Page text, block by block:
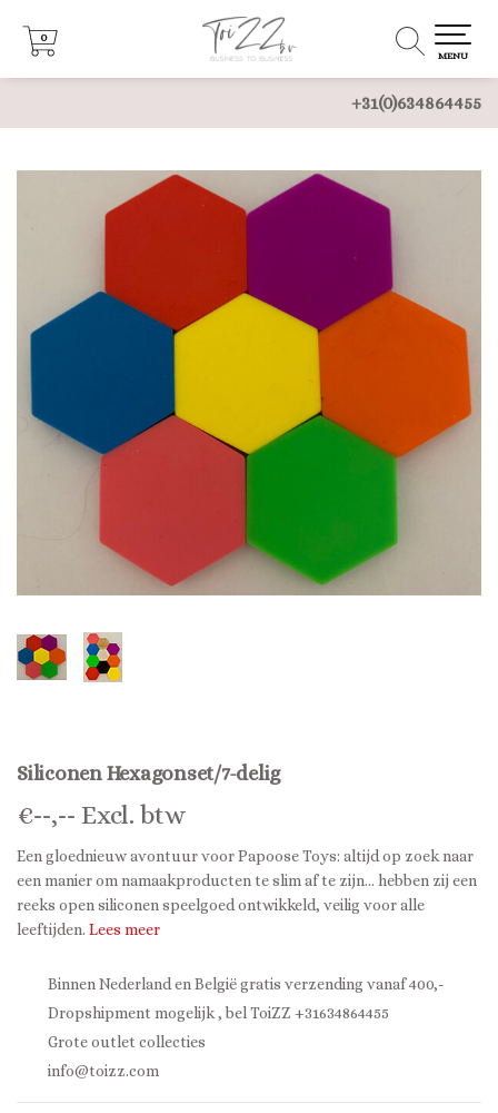
+31(0)634864455
0
0
MENU
Siliconen Hexagonset/7-delig
€--,-- Excl. btw
Een gloednieuw avontuur voor Papoose Toys: altijd op zoek naar
een manier om namaakproducten te slim af te zijn... hebben zij een
reeks open siliconen speelgoed ontwikkeld, veilig voor alle
leeftijden. Lees meer
Binnen Nederland en België gratis verzending vanaf 400,-
Dropshipment mogelijk , bel ToiZZ +31634864455
Grote outlet collecties
info@toizz.com